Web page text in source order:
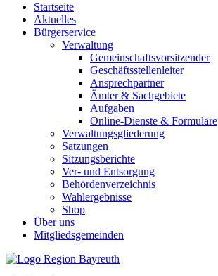
Startseite
Aktuelles
Bürgerservice
Verwaltung
Gemeinschaftsvorsitzender
Geschäftsstellenleiter
Ansprechpartner
Ämter & Sachgebiete
Aufgaben
Online-Dienste & Formulare
Verwaltungsgliederung
Satzungen
Sitzungsberichte
Ver- und Entsorgung
Behördenverzeichnis
Wahlergebnisse
Shop
Über uns
Mitgliedsgemeinden